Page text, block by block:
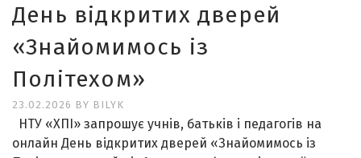
День відкритих дверей
«Знайомимось із
Політехом»
23.02.2026 BY BILYK
НТУ «ХПІ» запрошує учнів, батьків і педагогів на
онлайн День відкритих дверей «Знайомимось із